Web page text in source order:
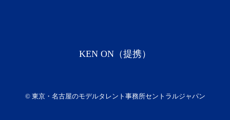
KEN ON（提携）
© 東京・名古屋のモデルタレント事務所セントラルジャパン